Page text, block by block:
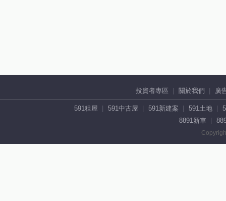
投資者專區 關於我們 廣
591租屋 591中古屋 591新建案 591土地
8891新車